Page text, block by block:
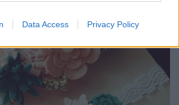
Data Access Privacy Policy